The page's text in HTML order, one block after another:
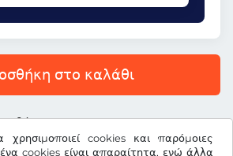
χρησιμοποιεί cookies και παρόμοιες
cookies είναι απαραίτητα, ενώ άλλα
στο καλάθι
ΦΠΑ.